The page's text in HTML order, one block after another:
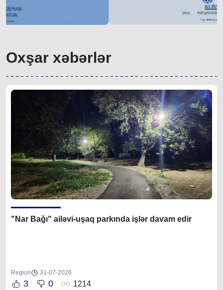
Oxşar xəbərlər
"Nar Bağı" ailəvi-uşaq parkında işlər davam edir
Region 31-07-2026
3 0 1214